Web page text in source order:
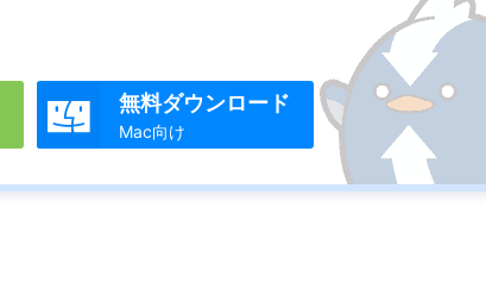
 無料ダウンロード
Mac向け